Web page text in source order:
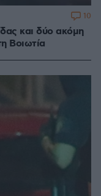
και δύο ακόμη
Βοιωτία
10